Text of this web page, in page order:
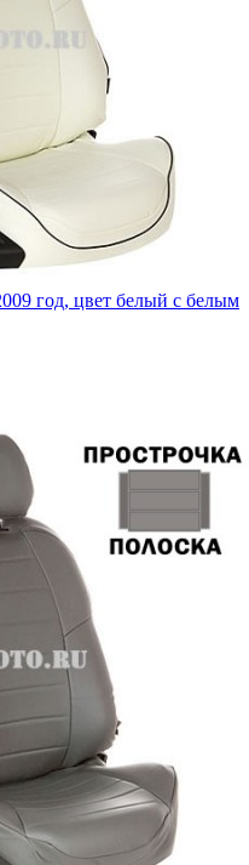
год, цвет белый с белым